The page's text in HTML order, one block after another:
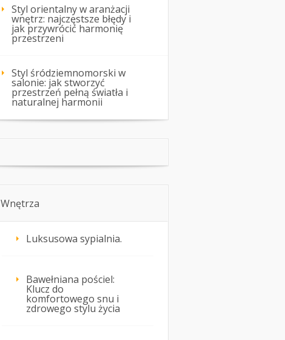
Styl orientalny w aranżacji
wnętrz: najczęstsze błędy i
jak przywrócić harmonię
przestrzeni
Styl śródziemnomorski w
salonie: jak stworzyć
przestrzeń pełną światła i
naturalnej harmonii
Wnętrza
Luksusowa sypialnia.
Bawełniana pościel:
Klucz do
komfortowego snu i
zdrowego stylu życia